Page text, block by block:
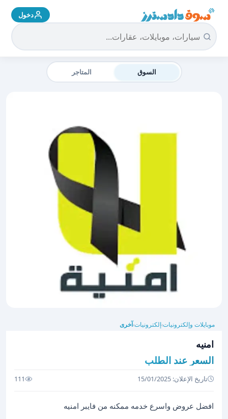
سوق دادسترز الرئيسية دخول
السوق المتاجر
موبايلات وإلكترونيات›إلكترونيات›آخرى
امنيه
السعر عند الطلب
تاريخ الإعلان: 15/01/2025 111
افضل عروض واسرع خدمه ممكنه من فايبر امنيه